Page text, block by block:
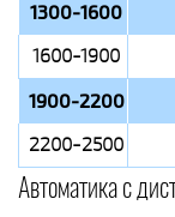
1300-1600
1600-1900
1900-2200
2200-2500
Автоматика с